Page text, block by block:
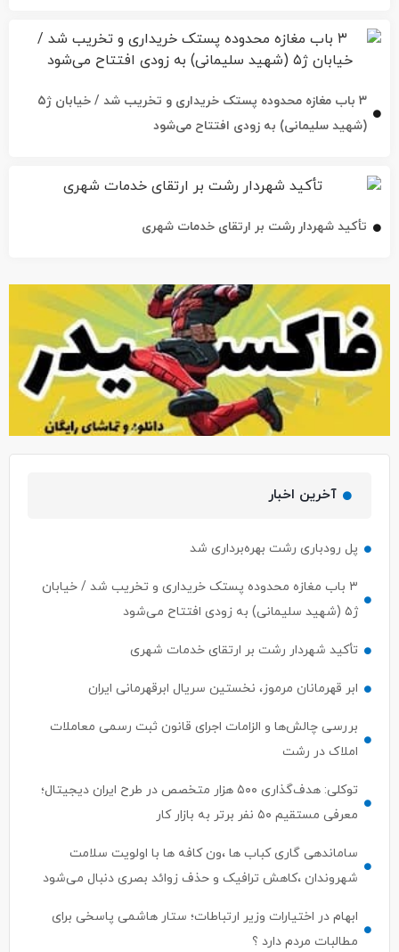
۳ باب مغازه محدوده پستک خریداری و تخریب شد / خیابان ژ۵
(شهید سلیمانی) به زودی افتتاح می‌شود
تأکید شهردار رشت بر ارتقای خدمات شهری
آخرین اخبار
پل رودباری رشت بهره‌برداری شد
۳ باب مغازه محدوده پستک خریداری و تخریب شد / خیابان
ژ۵ (شهید سلیمانی) به زودی افتتاح می‌شود
تأکید شهردار رشت بر ارتقای خدمات شهری
ابر قهرمانان مرموز، نخستین سریال ابرقهرمانی ایران
بررسی چالش‌ها و الزامات اجرای قانون ثبت رسمی معاملات
املاک در رشت
توکلی: هدف‌گذاری ۵۰۰ هزار متخصص در طرح ایران دیجیتال؛
معرفی مستقیم ۵۰ نفر برتر به بازار کار
ساماندهی گاری کباب ها ،ون کافه ها با اولویت سلامت
شهروندان ،کاهش ترافیک و حذف زوائد بصری دنبال می‌شود
ابهام در اختیارات وزیر ارتباطات؛ ستار هاشمی پاسخی برای
مطالبات مردم دارد ؟